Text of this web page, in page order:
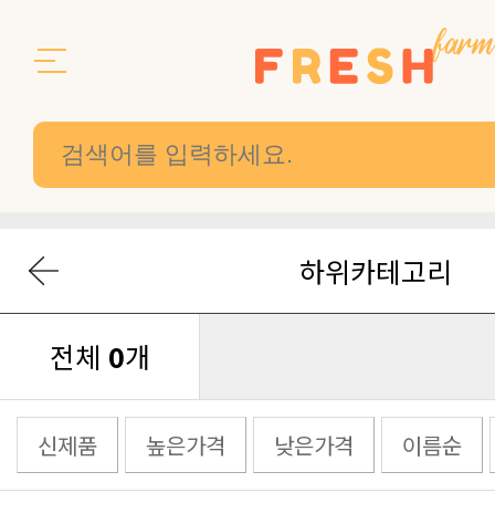
하위카테고리
전체 0개
신제품 높은가격 낮은가격 이름순